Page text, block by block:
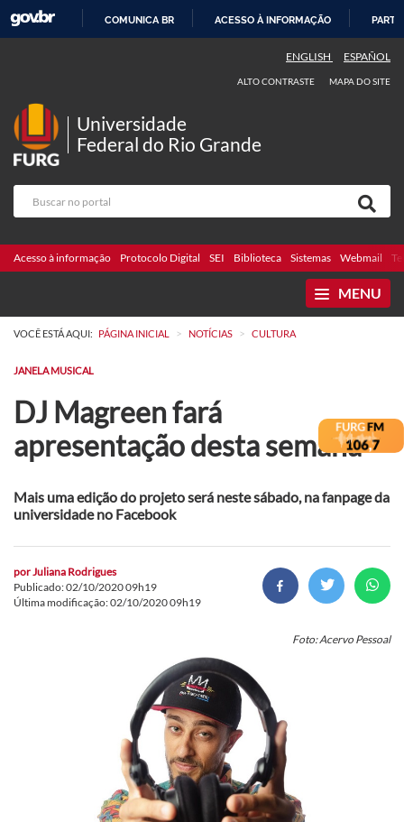
COMUNICA BR ACESSO À INFORMAÇÃO
ENGLISH ESPAÑOL
ALTO CONTRASTE MAPA DO SITE
Universidade
Federal do Rio Grande
Acesso à informação Protocolo Digital SEI Biblioteca Sistemas Webmail
MENU
VOCÊ ESTÁ AQUI: PÁGINA INICIAL > NOTÍCIAS > CULTURA
JANELA MUSICAL
DJ Magreen fará
apresentação desta semana
Mais uma edição do projeto será neste sábado, na fanpage da
universidade no Facebook
porJuliana Rodrigues
Publicado: 02/10/2020 09h19
Última modificação: 02/10/2020 09h19
Foto: Acervo Pessoal